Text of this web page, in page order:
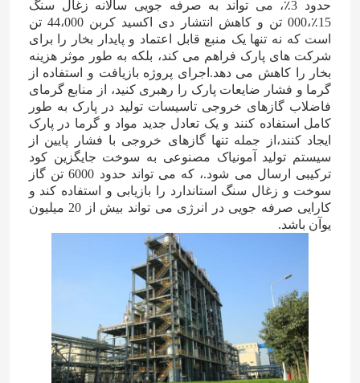
الکل فورفوریل
DMF
اسید هومیک
حدود 3٪، می تواند به صرفه جویی سالانه زغال سنگ
15٪،000 تن و کاهش انتشار دی اکسید کربن 44،000 تن
است که نه تنها یک منبع قابل اعتماد و پایدار بخار را برای
شرکت های پارک فراهم می کند، بلکه به طور موثر هزینه
بخار را کاهش می دهد.اجرای پروژه بازیافت و استفاده از
گرما و فشار ضایعات پارک را رهبری کنید، از منابع گرمای
فاضلاب گازهای خروجی تاسیسات تولید در پارک به طور
کامل استفاده کنند و یک تعادل جدید مواد و گرما در پارک
ایجاد کنند،از جمله تنها گازهای خروجی با فشار پایین از
سیستم تولید آمونیاک مصنوعی به سوخت جایگزین کود
ترکیبی ارسال می شود.، که می تواند حدود 6000 تن گاز
سوخت و زغال سنگ استاندارد را بازیابی و استفاده کند و
کارایی صرفه جویی در انرژی می تواند بیش از 20 میلیون
یوآن باشد.